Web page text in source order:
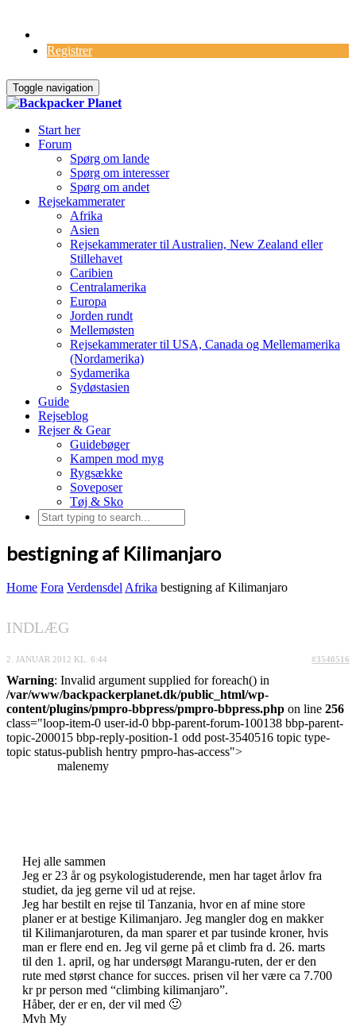
Registrer
Toggle navigation
Start her
Forum
Spørg om lande
Spørg om interesser
Spørg om andet
Rejsekammerater
Afrika
Asien
Rejsekammerater til Australien, New Zealand eller
Stillehavet
Caribien
Centralamerika
Europa
Jorden rundt
Mellemøsten
Rejsekammerater til USA, Canada og Mellemamerika
(Nordamerika)
Sydamerika
Sydøstasien
Guide
Rejseblog
Rejser & Gear
Guidebøger
Kampen mod myg
Rygsække
Soveposer
Tøj & Sko
bestigning af Kilimanjaro
Home Fora Verdensdel Afrika bestigning af Kilimanjaro
INDLÆG
2. JANUAR 2012 KL. 6:44 #3540516
Warning: Invalid argument supplied for foreach() in
/var/www/backpackerplanet.dk/public_html/wp-
content/plugins/pmpro-bbpress/pmpro-bbpress.php on line 256
class="loop-item-0 user-id-0 bbp-parent-forum-100138 bbp-parent-
topic-200015 bbp-reply-position-1 odd post-3540516 topic type-
topic status-publish hentry pmpro-has-access">
malenemy
Hej alle sammen
Jeg er 23 år og psykologistuderende, men har taget årlov fra
studiet, da jeg gerne vil ud at rejse.
Jeg har bestilt en rejse til Tanzania, hvor en af mine store
planer er at bestige Kilimanjaro. Jeg mangler dog en makker
til Kilimanjaroturen, da man sparer et par tusinde kroner, hvis
man er flere end en. Jeg vil gerne på et climb fra d. 26. marts
til den 1. april, og har undersøgt Marangu-ruten, der er den
rute med størst chance for succes. prisen vil her være ca 7.700
kr pr person med “climbing kilimanjaro”.
Håber, der er en, der vil med 🙂
Mvh My